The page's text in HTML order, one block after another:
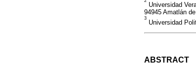
Universidad
94945 Amatlán
3
Universidad
ABSTRACT